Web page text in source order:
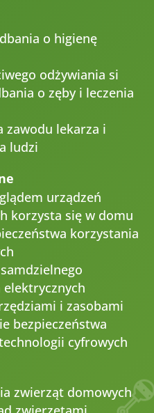
o higienę
odżywiania si
o zęby i leczenia
zawodu lekarza i
ludzi
urządzeń
korzysta się w domu
korzystania
elektrycznych
i zasobami
bezpieczeństwa
cyfrowych
zwierząt domowych